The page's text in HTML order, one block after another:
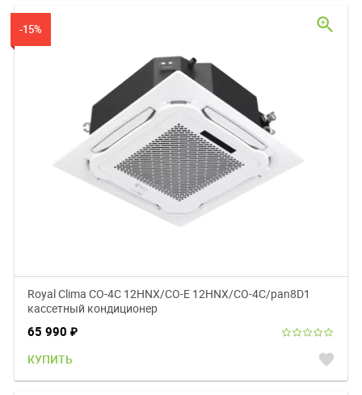
-15%
Royal Clima CO-4C 12HNX/CO-E 12HNX/CO-4C/pan8D1
кассетный кондиционер
65 990 ₽
КУПИТЬ favorite
zoom_in